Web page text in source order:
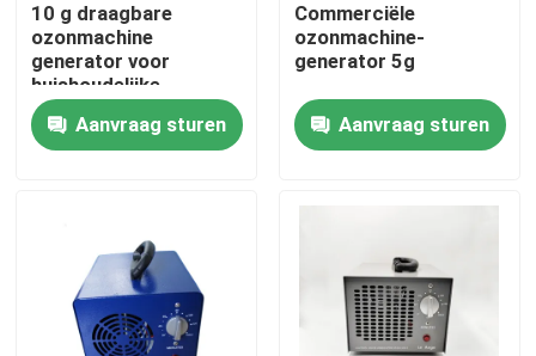
Thuis
Producten
VR toon
10 g draagbare
ozonmachine
generator voor
huishoudelijke
rookgeur CE
goedgekeurd
Aanvraag sturen
Commerciële
ozonmachine-
generator 5g
Aanvraag sturen